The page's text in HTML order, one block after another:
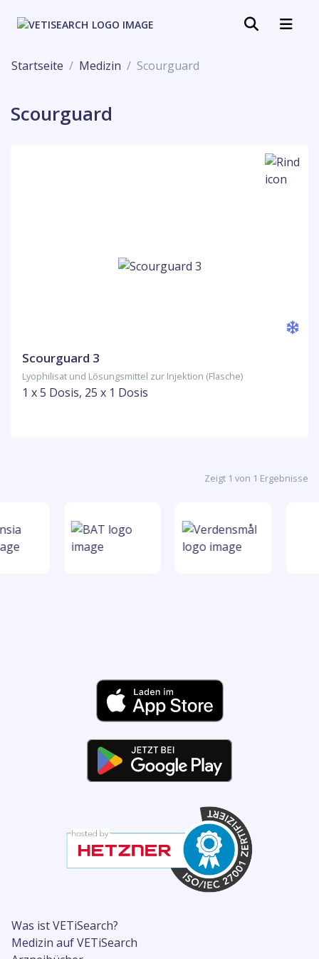
Startseite Medizin Scourguard
Scourguard
Scourguard 3
Lyophilisat und Lösungsmittel zur Injektion (Flasche)
1 x 5 Dosis, 25 x 1 Dosis
Zeigt 1 von 1 Ergebnisse
Was ist VETiSearch?
Medizin auf VETiSearch